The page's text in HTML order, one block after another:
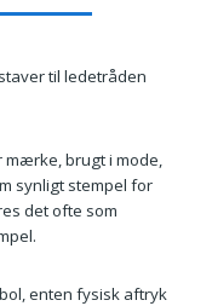
til ledetråden
mærke, brugt i mode,
synligt stempel for
det ofte som
enten fysisk aftryk